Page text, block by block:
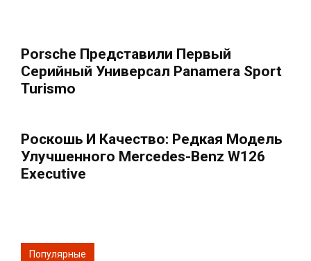
Porsche Представили Первый
Серийный Универсал Panamera Sport
Turismo
Роскошь И Качество: Редкая Модель
Улучшенного Mercedes-Benz W126
Executive
Популярные